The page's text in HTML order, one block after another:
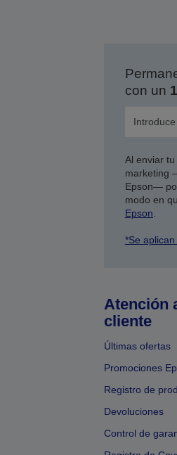
con un
Al enviar
marketing
Epson—
modo en
Epson
*Se
Atención
cliente
Últimas ofertas
Promociones
Registro de
Devoluciones
Control de